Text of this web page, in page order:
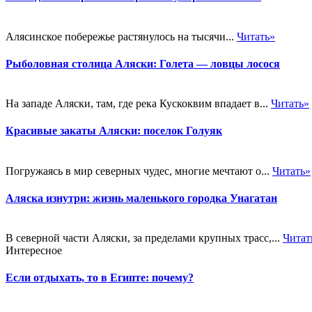
Алясинское побережье растянулось на тысячи... Читать»
Рыболовная столица Аляски: Голета — ловцы лосося
На западе Аляски, там, где река Кускоквим впадает в... Читать»
Красивые закаты Аляски: поселок Голуяк
Погружаясь в мир северных чудес, многие мечтают о... Читать»
Аляска изнутри: жизнь маленького городка Унагатан
В северной части Аляски, за пределами крупных трасс,...
Интересное
Если отдыхать, то в Египте: почему?